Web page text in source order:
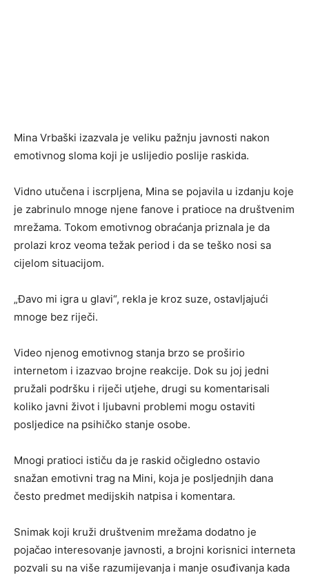
Mina Vrbaški izazvala je veliku pažnju javnosti nakon
emotivnog sloma koji je uslijedio poslije raskida.
Vidno utučena i iscrpljena, Mina se pojavila u izdanju koje
je zabrinulo mnoge njene fanove i pratioce na društvenim
mrežama. Tokom emotivnog obraćanja priznala je da
prolazi kroz veoma težak period i da se teško nosi sa
cijelom situacijom.
„Đavo mi igra u glavi“, rekla je kroz suze, ostavljajući
mnoge bez riječi.
Video njenog emotivnog stanja brzo se proširio
internetom i izazvao brojne reakcije. Dok su joj jedni
pružali podršku i riječi utjehe, drugi su komentarisali
koliko javni život i ljubavni problemi mogu ostaviti
posljedice na psihičko stanje osobe.
Mnogi pratioci ističu da je raskid očigledno ostavio
snažan emotivni trag na Mini, koja je posljednjih dana
često predmet medijskih natpisa i komentara.
Snimak koji kruži društvenim mrežama dodatno je
pojačao interesovanje javnosti, a brojni korisnici interneta
pozvali su na više razumijevanja i manje osuđivanja kada